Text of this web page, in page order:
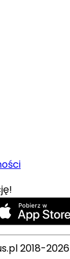
2018-2026